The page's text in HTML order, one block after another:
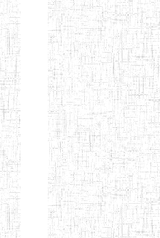
Début Préc.
13
Suivant